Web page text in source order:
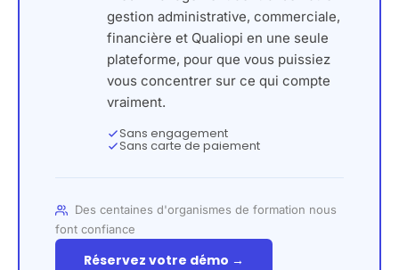
gestion administrative, commerciale,
financière et Qualiopi en une seule
plateforme, pour que vous puissiez
vous concentrer sur ce qui compte
vraiment.
Sans engagement
Sans carte de paiement
Des centaines d'organismes de formation nous
font confiance
Réservez votre démo →